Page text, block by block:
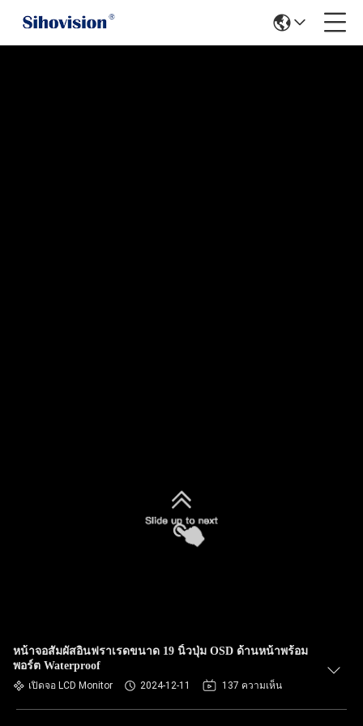
หน้าจอสัมผัสอินฟราเรดขนาด 19 นิ้วปุ่ม OSD ด้านหน้าพร้อม
พอร์ต Waterproof
เปิดจอ LCD Monitor 2024-12-11 137 ความเห็น